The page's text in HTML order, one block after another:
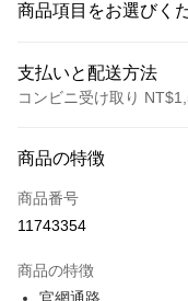
商品項目をお選びく
支払いと配送方法
コンビニ受け取り
クレジットカード1回払い
コンビニ店頭代金引換
Apple Pay
商品の特徴
商品番号
11743354
商品の特徴